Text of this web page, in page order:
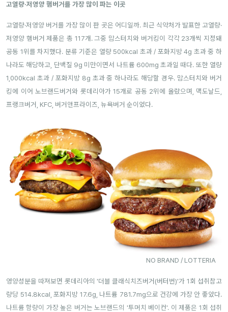
고열량·저영양 햄버거를 가장 많이 파는 이곳
고열량·저영양 버거를 가장 많이 판 곳은 어디일까. 최근 식약처가 발표한 고열량·
저영양 햄버거 제품은 총 117개. 그중 맘스터치와 버거킹이 각각 23개씩 지정돼
공동 1위를 차지했다. 분류 기준은 열량 500kcal 초과 / 포화지방 4g 초과 중 하
나라도 해당하고, 단백질 9g 미만이면서 나트륨 600mg 초과일 때다. 또한 열량
1,000kcal 초과 / 포화지방 8g 초과 중 하나라도 해당할 경우. 맘스터치와 버거
킹에 이어 노브랜드버거와 롯데리아가 15개로 공동 2위에 올랐으며, 맥도날드,
프랭크버거, KFC, 버거앤프라이즈, 뉴욕버거 순이었다.
NO BRAND / LOTTERIA
영양성분을 따져보면 롯데리아의 '더블 클래식치즈버거(버터번)'가 1회 섭취참고
량당 514.8kcal, 포화지방 17.6g, 나트륨 781.7mg으로 건강에 가장 안 좋았다.
나트륨 함량이 가장 높은 버거는 노브랜드의 '투머치 베이컨'. 이 제품은 1회 섭취